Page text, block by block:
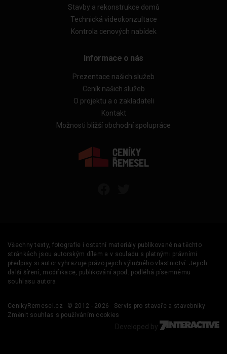
Stavby a rekonstrukce domů
Technická videokonzultace
Kontrola cenových nabídek
Informace o nás
Prezentace našich služeb
Ceník našich služeb
O projektu a o zakladateli
Kontakt
Možnosti bližší obchodní spolupráce
Všechny texty, fotografie i ostatní materiály publikované na těchto
stránkách jsou autorským dílem a v souladu s platnými právními
předpisy si autor vyhrazuje právo jejich výlučného vlastnictví. Jejich
další šíření, modifikace, publikování apod. podléhá písemnému
souhlasu autora.
CenikyRemesel.cz © 2012 - 2026
Servis pro stavaře a stavebníky
Změnit souhlas s používáním cookies
Developed by